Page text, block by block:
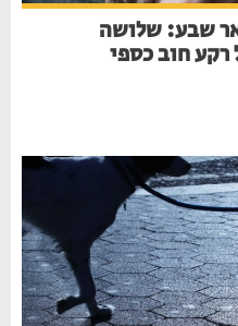
שבע: שלושה
חוב כספי